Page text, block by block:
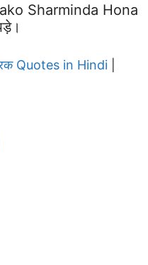
Sharminda Hona
Quotes in Hindi